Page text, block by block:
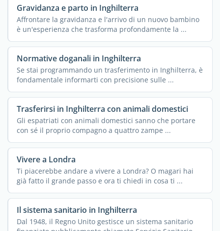
Gravidanza e parto in Inghilterra
Affrontare la gravidanza e l'arrivo di un nuovo bambino
è un'esperienza che trasforma profondamente la ...
Normative doganali in Inghilterra
Se stai programmando un trasferimento in Inghilterra, è
fondamentale informarti con precisione sulle ...
Trasferirsi in Inghilterra con animali domestici
Gli espatriati con animali domestici sanno che portare
con sé il proprio compagno a quattro zampe ...
Vivere a Londra
Ti piacerebbe andare a vivere a Londra? O magari hai
già fatto il grande passo e ora ti chiedi in cosa ti ...
Il sistema sanitario in Inghilterra
Dal 1948, il Regno Unito gestisce un sistema sanitario